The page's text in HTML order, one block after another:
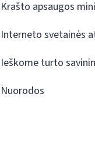
Krašto apsaugos
Interneto svetainės
Ieškome turto
Nuorodos